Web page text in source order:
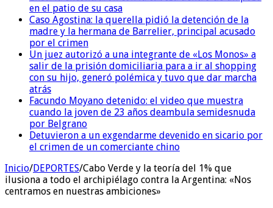
en el patio de su casa
Caso Agostina: la querella pidió la detención de la
madre y la hermana de Barrelier, principal acusado
por el crimen
Un juez autorizó a una integrante de «Los Monos» a
salir de la prisión domiciliaria para a ir al shopping
con su hijo, generó polémica y tuvo que dar marcha
atrás
Facundo Moyano detenido: el video que muestra
cuando la joven de 23 años deambula semidesnuda
por Belgrano
Detuvieron a un exgendarme devenido en sicario por
el crimen de un comerciante chino
Inicio/DEPORTES/Cabo Verde y la teoría del 1% que
ilusiona a todo el archipiélago contra la Argentina: «Nos
centramos en nuestras ambiciones»